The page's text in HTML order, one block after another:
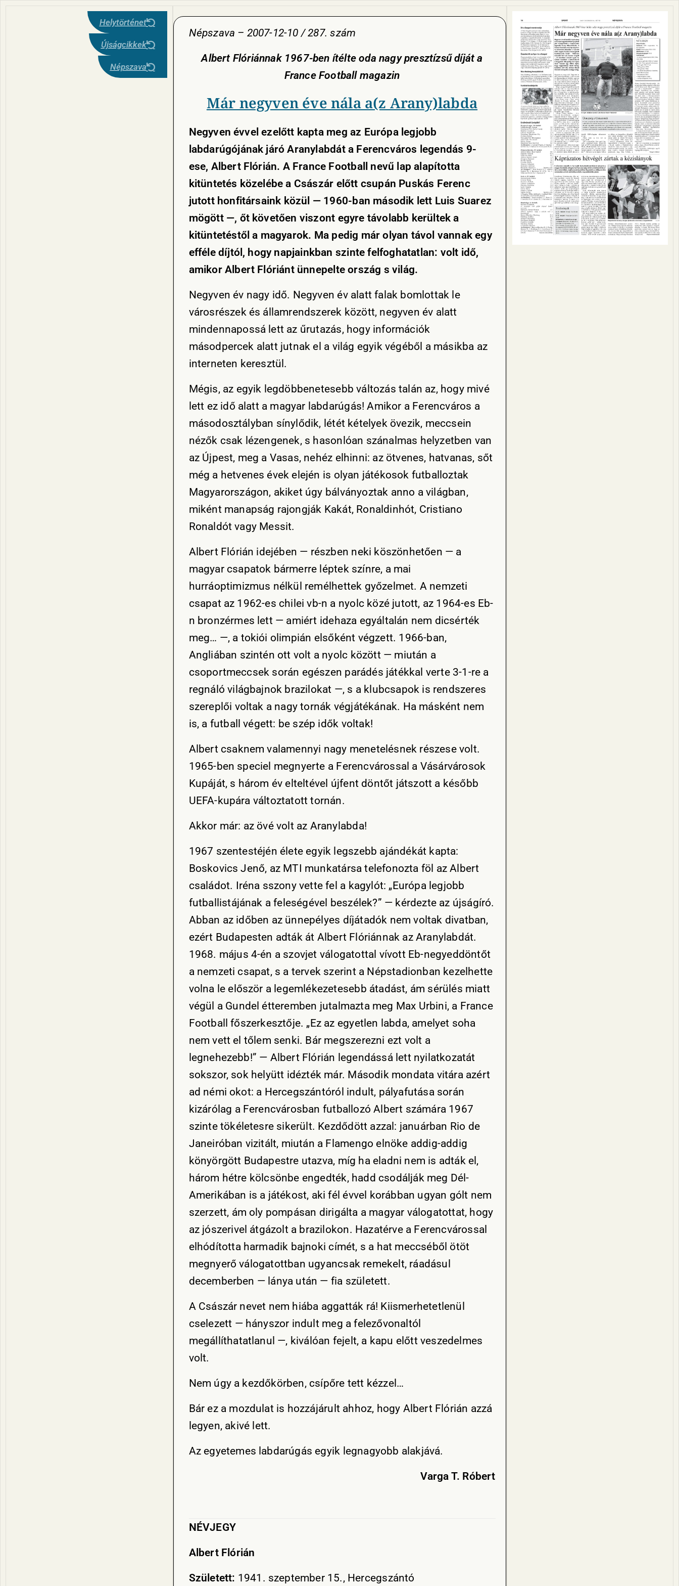
Helytörténet
Újságcikkek
Népszava
Népszava – 2007-12-10 / 287. szám
Albert Flóriánnak 1967-ben ítélte oda nagy presztízsű díját a
France Football magazin
Már negyven éve nála a(z Arany)labda
Negyven évvel ezelőtt kapta meg az Európa legjobb
labdarúgójának járó Aranylabdát a Ferencváros legendás 9-
ese, Albert Flórián. A France Football nevű lap alapította
kitüntetés közelébe a Császár előtt csupán Puskás Ferenc
jutott honfitársaink közül — 1960-ban második lett Luis Suarez
mögött —, őt követően viszont egyre távolabb kerültek a
kitüntetéstől a magyarok. Ma pedig már olyan távol vannak egy
efféle díjtól, hogy napjainkban szinte felfoghatatlan: volt idő,
amikor Albert Flóriánt ünnepelte ország s világ.
Negyven év nagy idő. Negyven év alatt falak bomlottak le
városrészek és államrendszerek között, negyven év alatt
mindennapossá lett az űrutazás, hogy információk
másodpercek alatt jutnak el a világ egyik végéből a másikba az
interneten keresztül.
Mégis, az egyik legdöbbenetesebb változás talán az, hogy mivé
lett ez idő alatt a magyar labdarúgás! Amikor a Ferencváros a
másodosztályban sínylődik, létét kételyek övezik, meccsein
nézők csak lézengenek, s hasonlóan szánalmas helyzetben van
az Újpest, meg a Vasas, nehéz elhinni: az ötvenes, hatvanas, sőt
még a hetvenes évek elején is olyan játékosok futballoztak
Magyarországon, akiket úgy bálványoztak anno a világban,
miként manapság rajongják Kakát, Ronaldinhót, Cristiano
Ronaldót vagy Messit.
Albert Flórián idejében — részben neki köszönhetően — a
magyar csapatok bármerre léptek színre, a mai
hurráoptimizmus nélkül remélhettek győzelmet. A nemzeti
csapat az 1962-es chilei vb-n a nyolc közé jutott, az 1964-es Eb-
n bronzérmes lett — amiért idehaza egyáltalán nem dicsérték
meg… —, a tokiói olimpián elsőként végzett. 1966-ban,
Angliában szintén ott volt a nyolc között — miután a
csoportmeccsek során egészen parádés játékkal verte 3-1-re a
regnáló világbajnok brazilokat —, s a klubcsapok is rendszeres
szereplői voltak a nagy tornák végjátékának. Ha másként nem
is, a futball végett: be szép idők voltak!
Albert csaknem valamennyi nagy menetelésnek részese volt.
1965-ben speciel megnyerte a Ferencvárossal a Vásárvárosok
Kupáját, s három év elteltével újfent döntőt játszott a később
UEFA-kupára változtatott tornán.
Akkor már: az övé volt az Aranylabda!
1967 szentestéjén élete egyik legszebb ajándékát kapta:
Boskovics Jenő, az MTI munkatársa telefonozta föl az Albert
családot. Iréna sszony vette fel a kagylót: „Európa legjobb
futballistájának a feleségével beszélek?” — kérdezte az újságíró.
Abban az időben az ünnepélyes díjátadók nem voltak divatban,
ezért Budapesten adták át Albert Flóriánnak az Aranylabdát.
1968. május 4-én a szovjet válogatottal vívott Eb-negyeddöntőt
a nemzeti csapat, s a tervek szerint a Népstadionban kezelhette
volna le először a legemlékezetesebb átadást, ám sérülés miatt
végül a Gundel étteremben jutalmazta meg Max Urbini, a France
Football főszerkesztője. „Ez az egyetlen labda, amelyet soha
nem vett el tőlem senki. Bár megszerezni ezt volt a
legnehezebb!” — Albert Flórián legendássá lett nyilatkozatát
sokszor, sok helyütt idézték már. Második mondata vitára azért
ad némi okot: a Hercegszántóról indult, pályafutása során
kizárólag a Ferencvárosban futballozó Albert számára 1967
szinte tökéletesre sikerült. Kezdődött azzal: januárban Rio de
Janeiróban vizitált, miután a Flamengo elnöke addig-addig
könyörgött Budapestre utazva, míg ha eladni nem is adták el,
három hétre kölcsönbe engedték, hadd csodálják meg Dél-
Amerikában is a játékost, aki fél évvel korábban ugyan gólt nem
szerzett, ám oly pompásan dirigálta a magyar válogatottat, hogy
az jószerivel átgázolt a brazilokon. Hazatérve a Ferencvárossal
elhódította harmadik bajnoki címét, s a hat meccséből ötöt
megnyerő válogatottban ugyancsak remekelt, ráadásul
decemberben — lánya után — fia született.
A Császár nevet nem hiába aggatták rá! Kiismerhetetlenül
cselezett — hányszor indult meg a felezővonaltól
megállíthatatlanul —, kiválóan fejelt, a kapu előtt veszedelmes
volt.
Nem úgy a kezdőkörben, csípőre tett kézzel…
Bár ez a mozdulat is hozzájárult ahhoz, hogy Albert Flórián azzá
legyen,akivé lett.
Az egyetemes labdarúgás egyik legnagyobb alakjává.
Varga T. Róbert
NÉVJEGY
Albert Flórián
Született: 1941. szeptember 15., Hercegszántó